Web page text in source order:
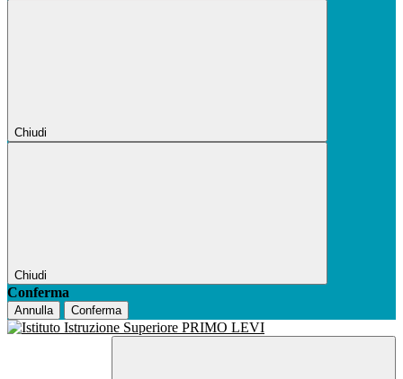
Chiudi
Chiudi
Conferma
Annulla Conferma